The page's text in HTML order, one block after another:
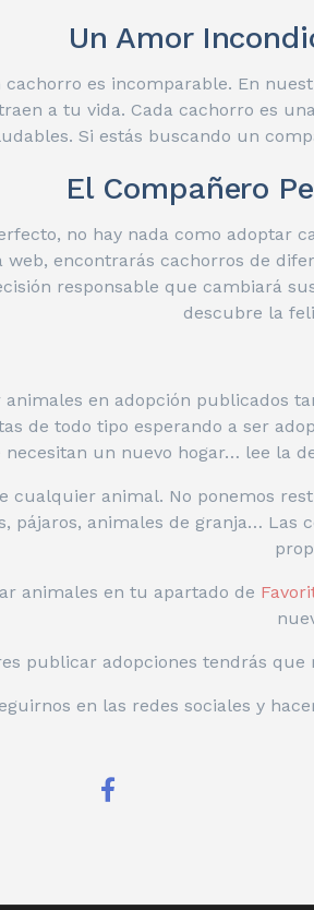
Un Amor
es incomparable. En
a tu vida. Cada cachorro es
Si estás buscando un
El Compañero
no hay nada como adoptar
encontrarás cachorros de
responsable que cambiará
descubre la
en adopción publicados
de todo tipo esperando a ser
necesitan un nuevo hogar… lee la
cualquier animal. No ponemos
pájaros, animales de granja…
animales en tu apartado de
publicar adopciones tendrás
en las redes sociales y